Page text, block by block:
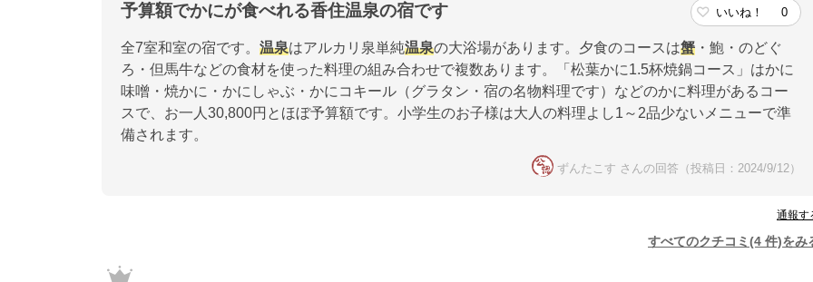
予算額でかにが食べれる香住温泉の宿です いいね！ 0
全7室和室の宿です。 温泉はアルカリ泉単純温泉の大浴場があります。夕食のコースは蟹 ・鮑・のどぐ
ろ・但馬牛などの食材を使った料理の組み合わせで複数あります。「松葉かに1.5杯焼鍋コース」はかに
味噌・焼かに・かにしゃぶ・かにコキール（グラタン・宿の名物料理です）などのかに料理があるコー
スで、お一人30,800円とほぼ予算額です。小学生のお子様は大人の料理よし1～2品少ないメニューで準
備されます。
ずんたこす さんの回答（投稿日：2024/9/12）
通報す
すべてのクチコミ(4 件)をみ